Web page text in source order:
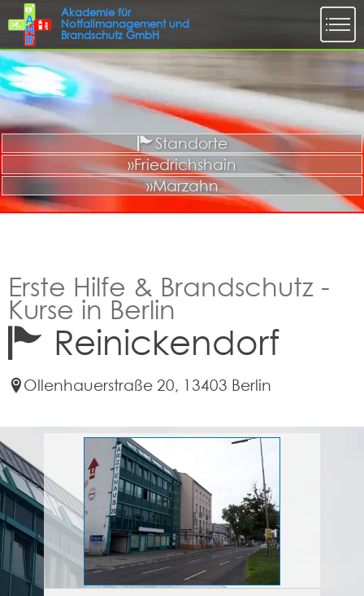
Standorte
»Friedrichshain
»Marzahn
Erste Hilfe & Brandschutz -
Kurse in Berlin
Reinickendorf
Ollenhauerstraße 20, 13403 Berlin